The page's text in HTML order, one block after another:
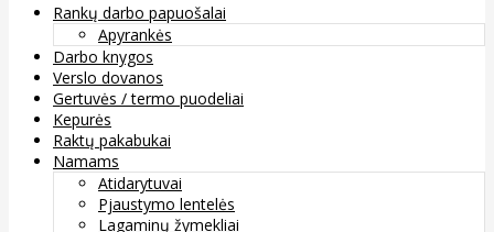
Rankų darbo papuošalai
Apyrankės
Darbo knygos
Verslo dovanos
Gertuvės / termo puodeliai
Kepurės
Raktų pakabukai
Namams
Atidarytuvai
Pjaustymo lentelės
Lagaminų žymekliai